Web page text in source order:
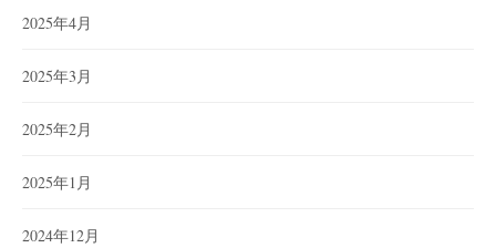
2025年4月
2025年3月
2025年2月
2025年1月
2024年12月